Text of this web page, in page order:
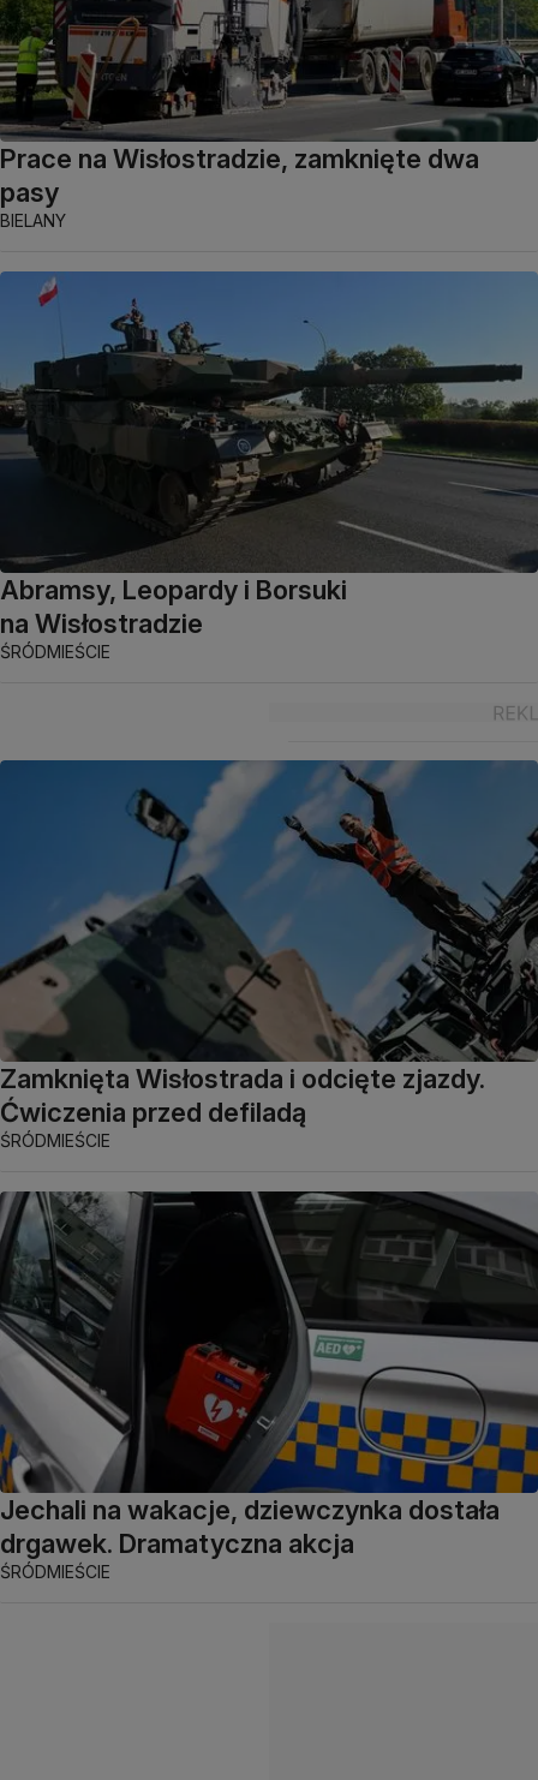
Prace na Wisłostradzie, zamknięte dwa
pasy
BIELANY
Abramsy, Leopardy i Borsuki
na Wisłostradzie
ŚRÓDMIEŚCIE
Zamknięta Wisłostrada i odcięte zjazdy.
Ćwiczenia przed defiladą
ŚRÓDMIEŚCIE
Jechali na wakacje, dziewczynka dostała
drgawek. Dramatyczna akcja
ŚRÓDMIEŚCIE